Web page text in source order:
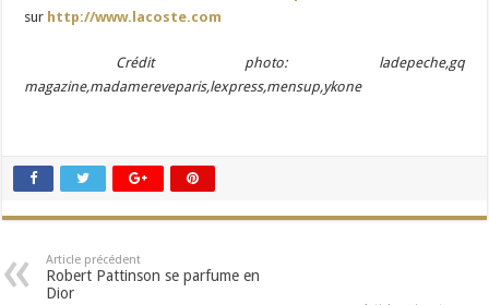
sur http://www.lacoste.com
Crédit photo: ladepeche,gq
magazine,madamereveparis,lexpress,mensup,ykone
Article précédent
Robert Pattinson se parfume en
Dior